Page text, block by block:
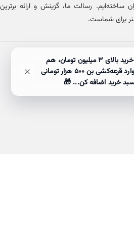
ساخته‌ایم. رسالت ما، گزینش و ارائه برترین
برای شماست.
🎉 حراج ۵۰٪ آخر هفته! با خرید بالای 3 میلیون تومان، هم
ارسالت رایگان میشه، هم وارد قرعه‌کشی بن ۵۰۰ هزار تومانی
خرید اضافه کن... 🎁